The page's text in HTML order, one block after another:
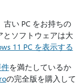
い PC をお持ちの
とソフトウェアは大
11 PC を表示する
を満たしているか
の完全版を購入して